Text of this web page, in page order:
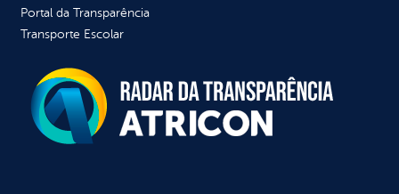
Portal da Transparência
Transporte Escolar